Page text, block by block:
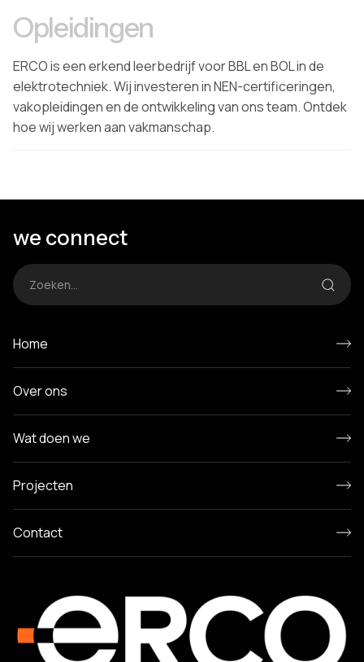
Opleidingen
ERCO is een erkend leerbedrijf voor BBL en BOL in de
elektrotechniek. Wij investeren in NEN-certificeringen,
vakopleidingen en de ontwikkeling van ons team. Ontdek
hoe wij werken aan vakmanschap.
we connect
Home
Over ons
Wat doen we
Projecten
Contact